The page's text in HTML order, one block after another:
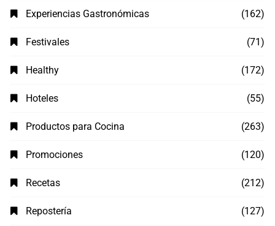
Experiencias Gastronómicas (162)
Festivales (71)
Healthy (172)
Hoteles (55)
Productos para Cocina (263)
Promociones (120)
Recetas (212)
Repostería (127)